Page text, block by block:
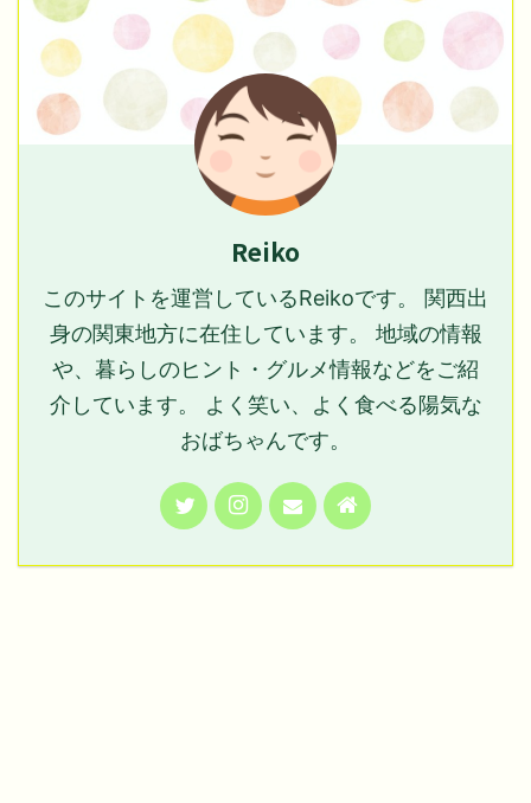
Reiko
このサイトを運営しているReikoです。 関西出
身の関東地方に在住しています。 地域の情報
や、暮らしのヒント・グルメ情報などをご紹
介しています。 よく笑い、よく食べる陽気な
おばちゃんです。